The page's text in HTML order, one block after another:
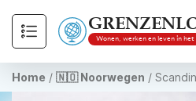
Wonen, werken en leven in het
Home / 🇳🇴 Noorwegen /